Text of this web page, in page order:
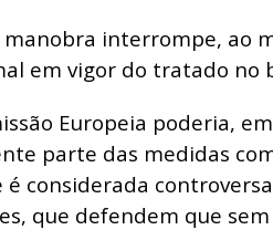
manobra interrompe, ao
em vigor do tratado no
Europeia poderia,
parte das medidas
é considerada
que defendem que